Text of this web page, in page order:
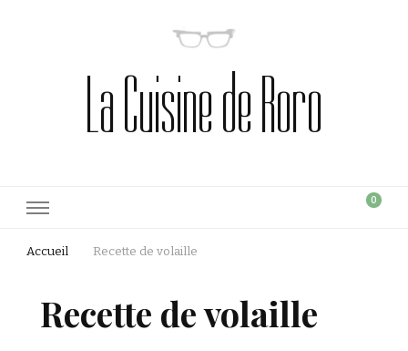
La Cuisine de Roro
0
Accueil Recette de volaille
Recette de volaille